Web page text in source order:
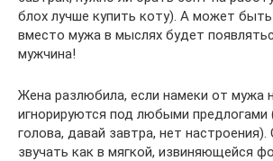
блох лучше купить коту). А может быть
вместо мужа в мыслях будет
мужчина!
Жена разлюбила, если намеки от мужа
игнорируются под любыми предлогами
голова, давай завтра, нет настроения).
звучать как в мягкой, извиняющейся